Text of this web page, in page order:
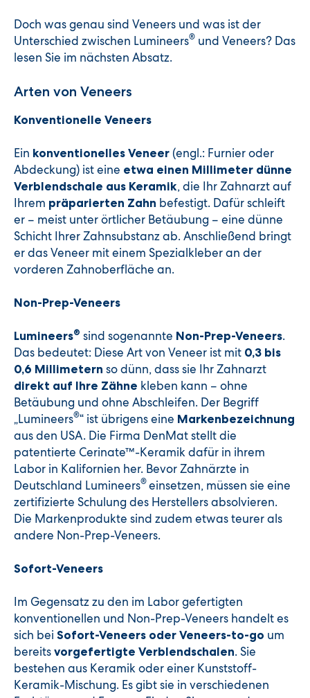
Doch was genau sind Veneers und was ist der
Unterschied zwischen Lumineers® und Veneers? Das
lesen Sie im nächsten Absatz.
Arten von Veneers
Konventionelle Veneers
Ein konventionelles Veneer (engl.: Furnier oder
Abdeckung) ist eine etwa einen Millimeter dünne
Verblendschale aus Keramik, die Ihr Zahnarzt auf
Ihrem präparierten Zahn befestigt. Dafür schleift
er – meist unter örtlicher Betäubung – eine dünne
Schicht Ihrer Zahnsubstanz ab. Anschließend bringt
er das Veneer mit einem Spezialkleber an der
vorderen Zahnoberfläche an.
Non-Prep-Veneers
Lumineers® sind sogenannte Non-Prep-Veneers.
Das bedeutet: Diese Art von Veneer ist mit 0,3 bis
0,6 Millimetern so dünn, dass sie Ihr Zahnarzt
direkt auf Ihre Zähne kleben kann – ohne
Betäubung und ohne Abschleifen. Der Begriff
„Lumineers®“ ist übrigens eine Markenbezeichnung
aus den USA. Die Firma DenMat stellt die
patentierte Cerinate™-Keramik dafür in ihrem
Labor in Kalifornien her. Bevor Zahnärzte in
Deutschland Lumineers® einsetzen, müssen sie eine
zertifizierte Schulung des Herstellers absolvieren.
Die Markenprodukte sind zudem etwas teurer als
andere Non-Prep-Veneers.
Sofort-Veneers
Im Gegensatz zu den im Labor gefertigten
konventionellen und Non-Prep-Veneers handelt es
sich bei Sofort-Veneers oder Veneers-to-go um
bereits vorgefertigte Verblendschalen. Sie
bestehen aus Keramik oder einer Kunststoff-
Keramik-Mischung. Es gibt sie in verschiedenen